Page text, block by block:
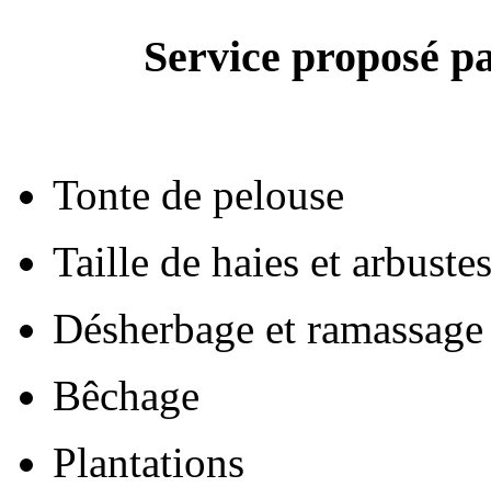
Service proposé
Tonte de pelouse
Taille de haies et arbustes
Désherbage et
Bêchage
Plantations